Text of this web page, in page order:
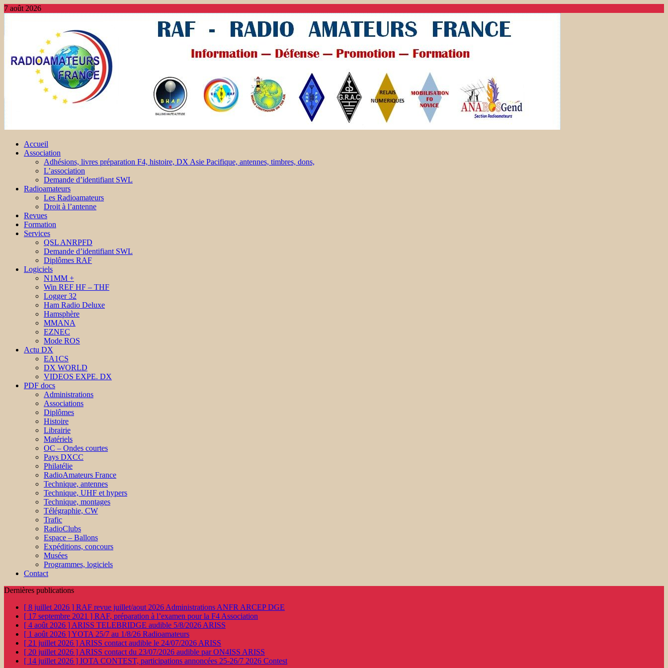
7 août 2026
Accueil
Association
Adhésions, livres préparation F4, histoire, DX Asie Pacifique, antennes, timbres, dons,
L’association
Demande d’identifiant SWL
Radioamateurs
Les Radioamateurs
Droit à l’antenne
Revues
Formation
Services
QSL ANRPFD
Demande d’identifiant SWL
Diplômes RAF
Logiciels
N1MM +
Win REF HF – THF
Logger 32
Ham Radio Deluxe
Hamsphère
MMANA
EZNEC
Mode ROS
Actu DX
EA1CS
DX WORLD
VIDEOS EXPE. DX
PDF docs
Administrations
Associations
Diplômes
Histoire
Librairie
Matériels
OC – Ondes courtes
Pays DXCC
Philatélie
RadioAmateurs France
Technique, antennes
Technique, UHF et hypers
Technique, montages
Télégraphie, CW
Trafic
RadioClubs
Espace – Ballons
Expéditions, concours
Musées
Programmes, logiciels
Contact
Dernières publications
[ 8 juillet 2026 ] RAF revue juillet/aout 2026 Administrations ANFR ARCEP DGE
[ 17 septembre 2021 ] RAF, préparation à l’examen pour la F4 Association
[ 4 août 2026 ] ARISS TELEBRIDGE audible 5/8/2026 ARISS
[ 1 août 2026 ]YOTA 25/7 au 1/8/26 Radioamateurs
[ 21 juillet 2026 ] ARISS contact audible le 24/07/2026 ARISS
[ 20 juillet 2026 ] ARISS contact du 23/07/2026 audible par ON4ISS ARISS
[ 14 juillet 2026 ] IOTA CONTEST, participations annoncées 25-26/7 2026 Contest